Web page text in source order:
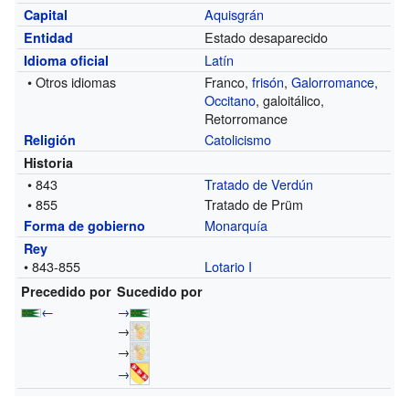
Capital Aquisgrán
Entidad Estado desaparecido
Idioma oficial
Latín
• Otros idiomas
Franco,frisón,Galorromance,
Occitano, galoitálico,
Retorromance
Religión Catolicismo
Historia
• 843
Tratado de Verdún
• 855
Tratado de Prüm
Forma de gobierno Monarquía
Rey
• 843-855 Lotario I
Precedido por Sucedido por
←
→
→
→
→